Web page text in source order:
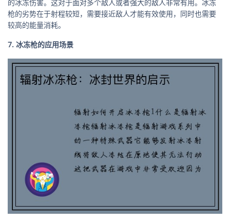
的冰冻伤害。这对于面对多个敌人或者强大的敌人非常有用。冰冻
枪的劣势在于射程较短，需要接近敌人才能有效使用，同时也需要
较高的能量消耗。
7. 冰冻枪的应用场景